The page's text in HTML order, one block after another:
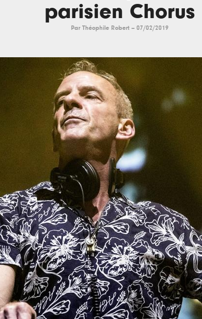
parisien Chorus
Par Théophile Robert -- 07/02/2019